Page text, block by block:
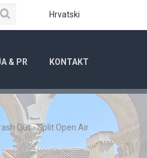
Hrvatski
Pretraga
& PR KONTAKT
Out - Split Open Air